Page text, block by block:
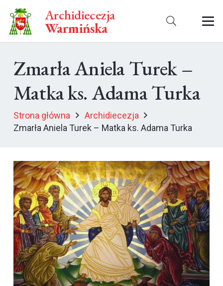
Archidiecezja
Warmińska
Zmarła Aniela Turek –
Matka ks. Adama Turka
Strona główna
Archidiecezja
Zmarła Aniela Turek – Matka ks. Adama Turka